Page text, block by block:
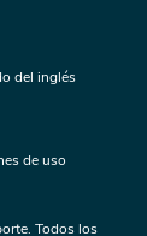
del inglés
de uso
Todos los